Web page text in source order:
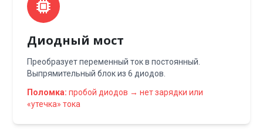
Диодный мост
Преобразует переменный ток в постоянный.
Выпрямительный блок из 6 диодов.
Поломка: пробой диодов → нет зарядки или
«утечка» тока